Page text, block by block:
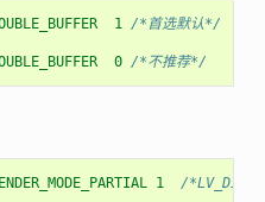
1 /*首选默认*/
0 /*不推荐*/
1 /